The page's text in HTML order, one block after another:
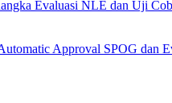
Evaluasi NLE dan Uji
Approval SPOG dan